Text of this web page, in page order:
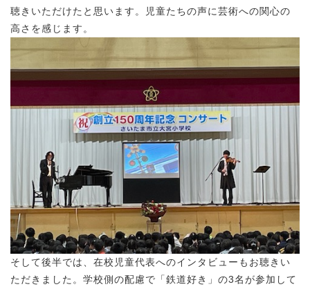
聴きいただけたと思います。児童たちの声に芸術への関心の
高さを感じます。
そして後半では、在校児童代表へのインタビューもお聴きい
ただきました。学校側の配慮で「鉄道好き」の3名が参加して